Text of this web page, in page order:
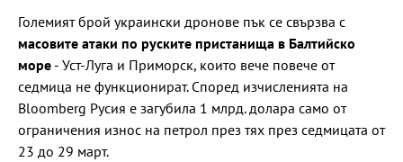
Големият брой украински дронове пък се свързва с
масовите атаки по руските пристанища в Балтийско
море - Уст-Луга и Приморск, които вече повече от
седмица не функционират. Според изчисленията на
Bloomberg Русия е загубила 1 млрд. долара само от
ограничения износ на петрол през тях през седмицата от
23 до 29 март.